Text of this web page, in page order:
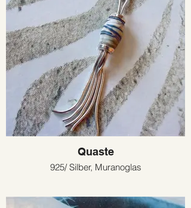
Quaste
925/ Silber, Muranoglas